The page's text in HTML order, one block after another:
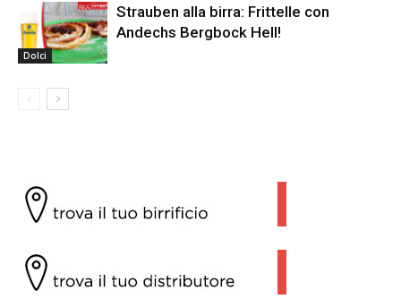
Dolci
Strauben alla birra: Frittelle con
Andechs Bergbock Hell!